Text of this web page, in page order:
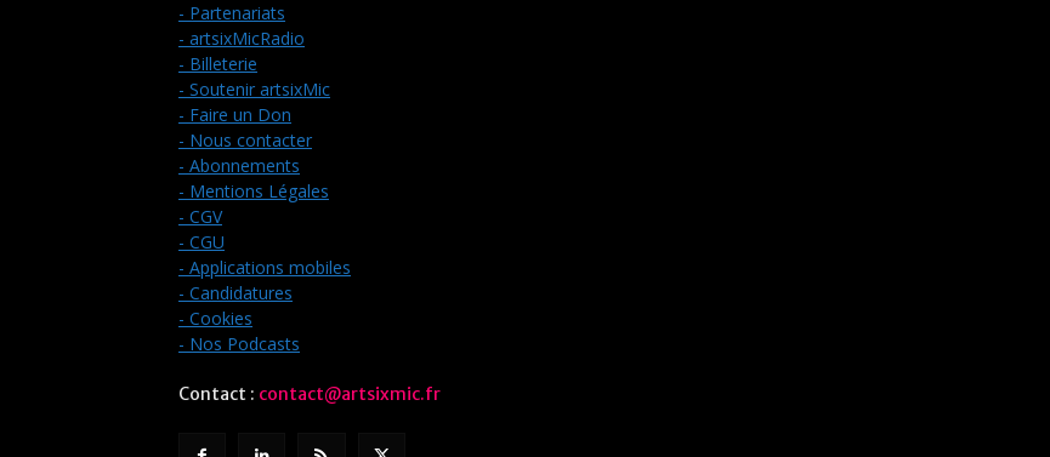
- Partenariats
- artsixMicRadio
- Billeterie
- Soutenir artsixMic
- Faire un Don
- Nous contacter
- Abonnements
- Mentions Légales
- CGV
- CGU
- Applications mobiles
- Candidatures
- Cookies
- Nos Podcasts
Contact : contact@artsixmic.fr